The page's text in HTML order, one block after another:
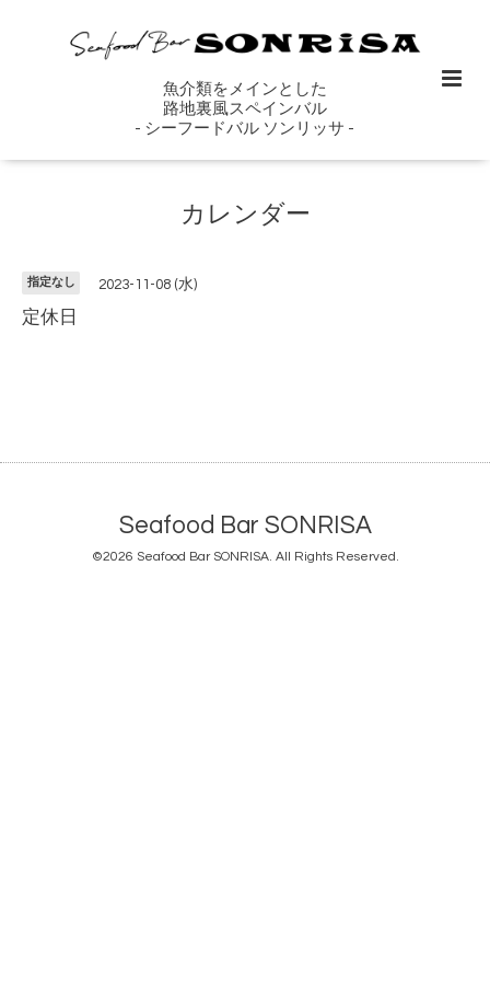
魚介類をメインとした
路地裏風スペインバル
- シーフードバル ソンリッサ -
カレンダー
指定なし 2023-11-08 (水)
定休日
Seafood Bar SONRISA
©2026 Seafood Bar SONRISA. All Rights Reserved.